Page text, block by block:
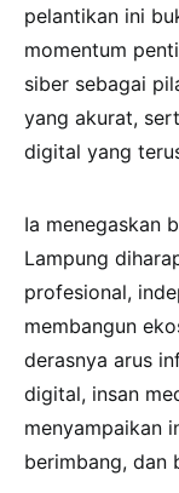
pelantikan ini
momentum
siber sebagai
yang akurat,
digital yang
Ia menegaskan
Lampung
profesional,
membangun
derasnya arus
digital, insan
menyampaikan
berimbang, dan